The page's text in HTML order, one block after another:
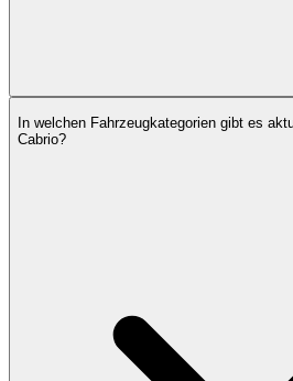
In welchen Fahrzeugkategorien gibt es
Cabrio?